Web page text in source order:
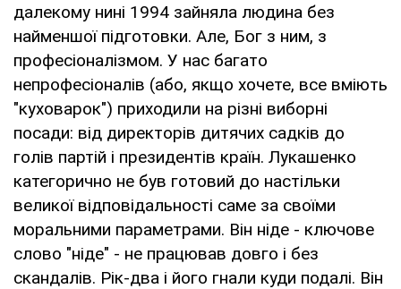
далекому нині 1994 зайняла людина без
найменшої підготовки. Але, Бог з ним, з
професіоналізмом. У нас багато
непрофесіоналів (або, якщо хочете, все вміють
"куховарок") приходили на різні виборні
посади: від директорів дитячих садків до
голів партій і президентів країн. Лукашенко
категорично не був готовий до настільки
великої відповідальності саме за своїми
моральними параметрами. Він ніде - ключове
слово "ніде" - не працював довго і без
скандалів. Рік-два і його гнали куди подалі. Він